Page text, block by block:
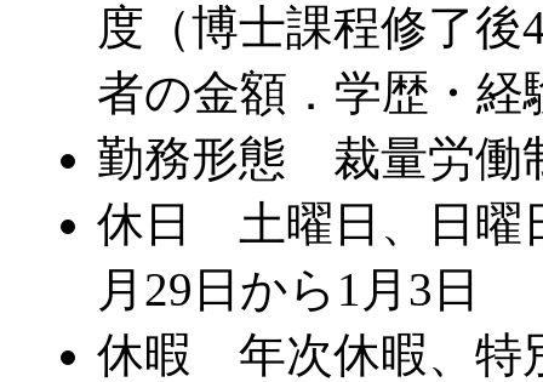
度（博士課程修了
者の金額．学歴・
勤務形態 裁量労働
休日 土曜日、日曜
月29日から1月3日
休暇 年次休暇、特